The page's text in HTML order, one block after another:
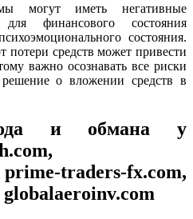
могут иметь негативные
финансового состояния
состояния.
потери средств может привести
важно осознавать все риски
о вложении средств в
и обмана у
traders-fx.com,